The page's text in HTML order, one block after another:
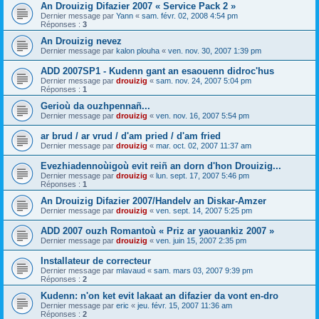
An Drouizig Difazier 2007 « Service Pack 2 »
Dernier message par Yann « sam. févr. 02, 2008 4:54 pm
Réponses : 3
An Drouizig nevez
Dernier message par kalon plouha « ven. nov. 30, 2007 1:39 pm
ADD 2007SP1 - Kudenn gant an esaouenn didroc'hus
Dernier message par drouizig « sam. nov. 24, 2007 5:04 pm
Réponses : 1
Gerioù da ouzhpennañ...
Dernier message par drouizig « ven. nov. 16, 2007 5:54 pm
ar brud / ar vrud / d'am pried / d'am fried
Dernier message par drouizig « mar. oct. 02, 2007 11:37 am
Evezhiadennoùigoù evit reiñ an dorn d'hon Drouizig...
Dernier message par drouizig « lun. sept. 17, 2007 5:46 pm
Réponses : 1
An Drouizig Difazier 2007/Handelv an Diskar-Amzer
Dernier message par drouizig « ven. sept. 14, 2007 5:25 pm
ADD 2007 ouzh Romantoù « Priz ar yaouankiz 2007 »
Dernier message par drouizig « ven. juin 15, 2007 2:35 pm
Installateur de correcteur
Dernier message par mlavaud « sam. mars 03, 2007 9:39 pm
Réponses : 2
Kudenn: n'on ket evit lakaat an difazier da vont en-dro
Dernier message par eric « jeu. févr. 15, 2007 11:36 am
Réponses : 2